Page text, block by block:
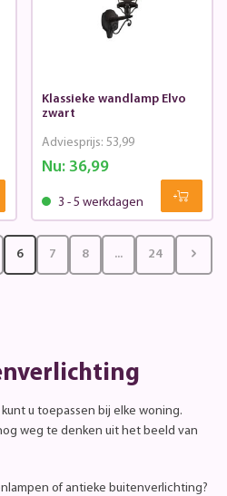
Klassieke wandlamp Elvo
zwart
Nu: 36,99
Adviesprijs: 53,99
3 - 5 werkdagen
6 7 8 ... 24
kunt u toepassen bij elke woning.
weg te denken uit het beeld van
of antieke buitenverlichting?